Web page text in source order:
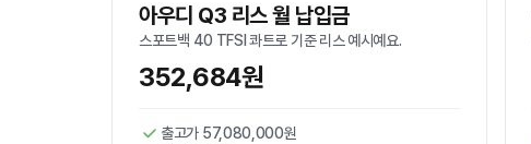
아우디 Q3 리스 월 납입금
스포트백 40 TFSI 콰트로 기준 리스 예시예요.
352,684원
출고가 57,080,000원